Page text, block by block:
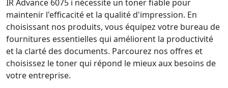
IR Advance 6075 i nécessite un toner fiable pour
maintenir l'efficacité et la qualité d'impression. En
choisissant nos produits, vous équipez votre bureau de
fournitures essentielles qui améliorent la productivité
et la clarté des documents. Parcourez nos offres et
choisissez le toner qui répond le mieux aux besoins de
votre entreprise.